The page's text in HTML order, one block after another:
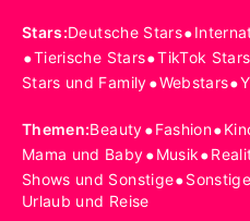
Stars:Deutsche Stars•
•Tierische Stars•TikTok Stars
Stars und Family•Webstars•
Themen:Beauty•Fashion•
Mama und Baby•Musik•
Shows und Sonstige•
Urlaub und Reise